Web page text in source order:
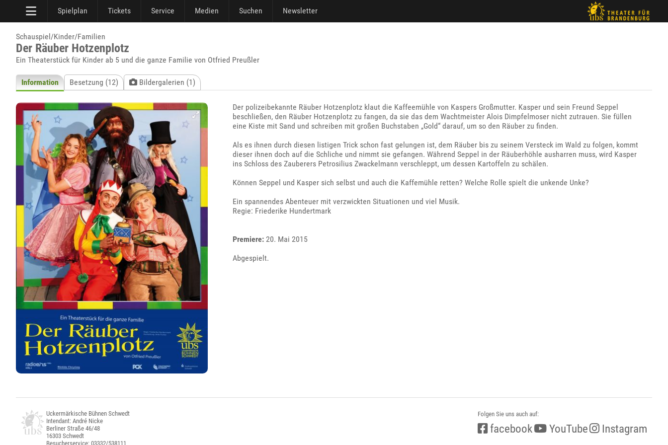
Spielplan Tickets Service Medien Suchen Newsletter
Schauspiel/Kinder/Familien
Der Räuber Hotzenplotz
Ein Theaterstück für Kinder ab 5 und die ganze Familie von Otfried Preußler
Information Besetzung (12) Bildergalerien (1)
Der polizeibekannte Räuber Hotzenplotz klaut die Kaffeemühle von Kaspers Großmutter. Kasper und sein Freund Seppel
beschließen, den Räuber Hotzenplotz zu fangen, da sie das dem Wachtmeister Alois Dimpfelmoser nicht zutrauen. Sie füllen
eine Kiste mit Sand und schreiben mit großen Buchstaben „Gold“ darauf, um so den Räuber zu finden.
Als es ihnen durch diesen listigen Trick schon fast gelungen ist, dem Räuber bis zu seinem Versteck im Wald zu folgen, kommt
dieser ihnen doch auf die Schliche und nimmt sie gefangen. Während Seppel in der Räuberhöhle ausharren muss, wird Kasper
ins Schloss des Zauberers Petrosilius Zwackelmann verschleppt, um dessen Kartoffeln zu schälen.
Können Seppel und Kasper sich selbst und auch die Kaffemühle retten? Welche Rolle spielt die unkende Unke?
Ein spannendes Abenteuer mit verzwickten Situationen und viel Musik.
Regie: Friederike Hundertmark
Premiere: 20. Mai 2015
Abgespielt.
Uckermärkische Bühnen Schwedt
Intendant: André Nicke
Berliner Straße 46/48
16303 Schwedt
Besucherservice: 03332/538111
Folgen Sie uns auch auf:
facebook YouTube Instagram